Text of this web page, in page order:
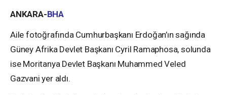
ANKARA-BHA
Aile fotoğrafında Cumhurbaşkanı Erdoğan’ın sağında
Güney Afrika Devlet Başkanı Cyril Ramaphosa, solunda
ise Moritanya Devlet Başkanı Muhammed Veled
Gazvani yer aldı.